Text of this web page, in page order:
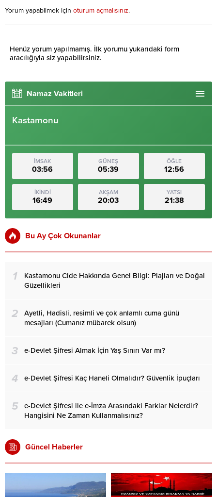
Yorum yapabilmek için oturum açmalısınız.
Henüz yorum yapılmamış. İlk yorumu yukarıdaki form
aracılığıyla siz yapabilirsiniz.
Namaz Vakitleri
Kastamonu
İMSAK
03:56
GÜNEŞ
05:39
ÖĞLE
12:56
İKİNDİ
16:49
AKŞAM
20:03
YATSI
21:38
Bu Ay Çok Okunanlar
1
Kastamonu Cide Hakkında Genel Bilgi: Plajları ve Doğal
Güzellikleri
2
Ayetli, Hadisli, resimli ve çok anlamlı cuma günü
mesajları (Cumanız mübarek olsun)
3 e-Devlet Şifresi Almak İçin Yaş Sınırı Var mı?
4 e-Devlet Şifresi Kaç Haneli Olmalıdır? Güvenlik İpuçları
5
e-Devlet Şifresi ile e-İmza Arasındaki Farklar Nelerdir?
Hangisini Ne Zaman Kullanmalısınız?
Güncel Haberler